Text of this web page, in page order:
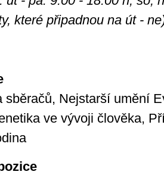
které připadnou na út -
sběračů, Nejstarší umění
ve vývoji člověka,